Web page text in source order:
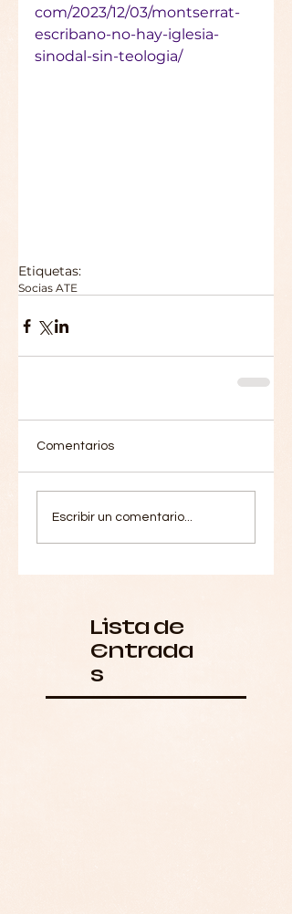
com/2023/12/03/montserrat-
escribano-no-hay-iglesia-
sinodal-sin-teologia/
Etiquetas:
Socias ATE
Comentarios
Escribir un comentario...
Lista de
Entrada
s